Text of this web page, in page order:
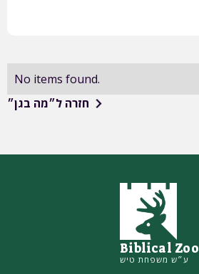
No items found.
חזרה ל״מה בגן״
Biblical Zoo
ע״ש משפחת טיש